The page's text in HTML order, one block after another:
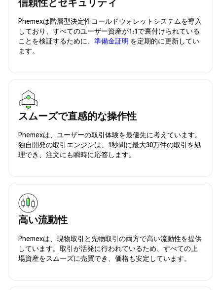
Phemexは階層型決定性コールドウォレットシステムを導入
しており、すべてのユーザー資産が1:1で裏付けられている
ことを検証するために、 準備金証明 を定期的に更新してい
ます。
スムーズで直感的な操作性
Phemexは、ユーザーの取引体験を最優先に考えています。
独自開発の取引エンジンは、1秒間に最大30万件の取引を処
理でき、注文にも瞬時に応答します。
高い流動性
Phemexは、現物取引と先物取引の両方で高い流動性を提供
しています。取引が活発に行われているため、すべての上
場資産をスムーズに売買でき、価格も安定しています。